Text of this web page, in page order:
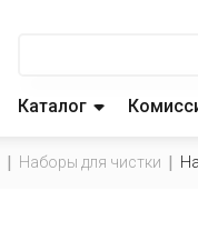
Каталог
Наборы для чистки